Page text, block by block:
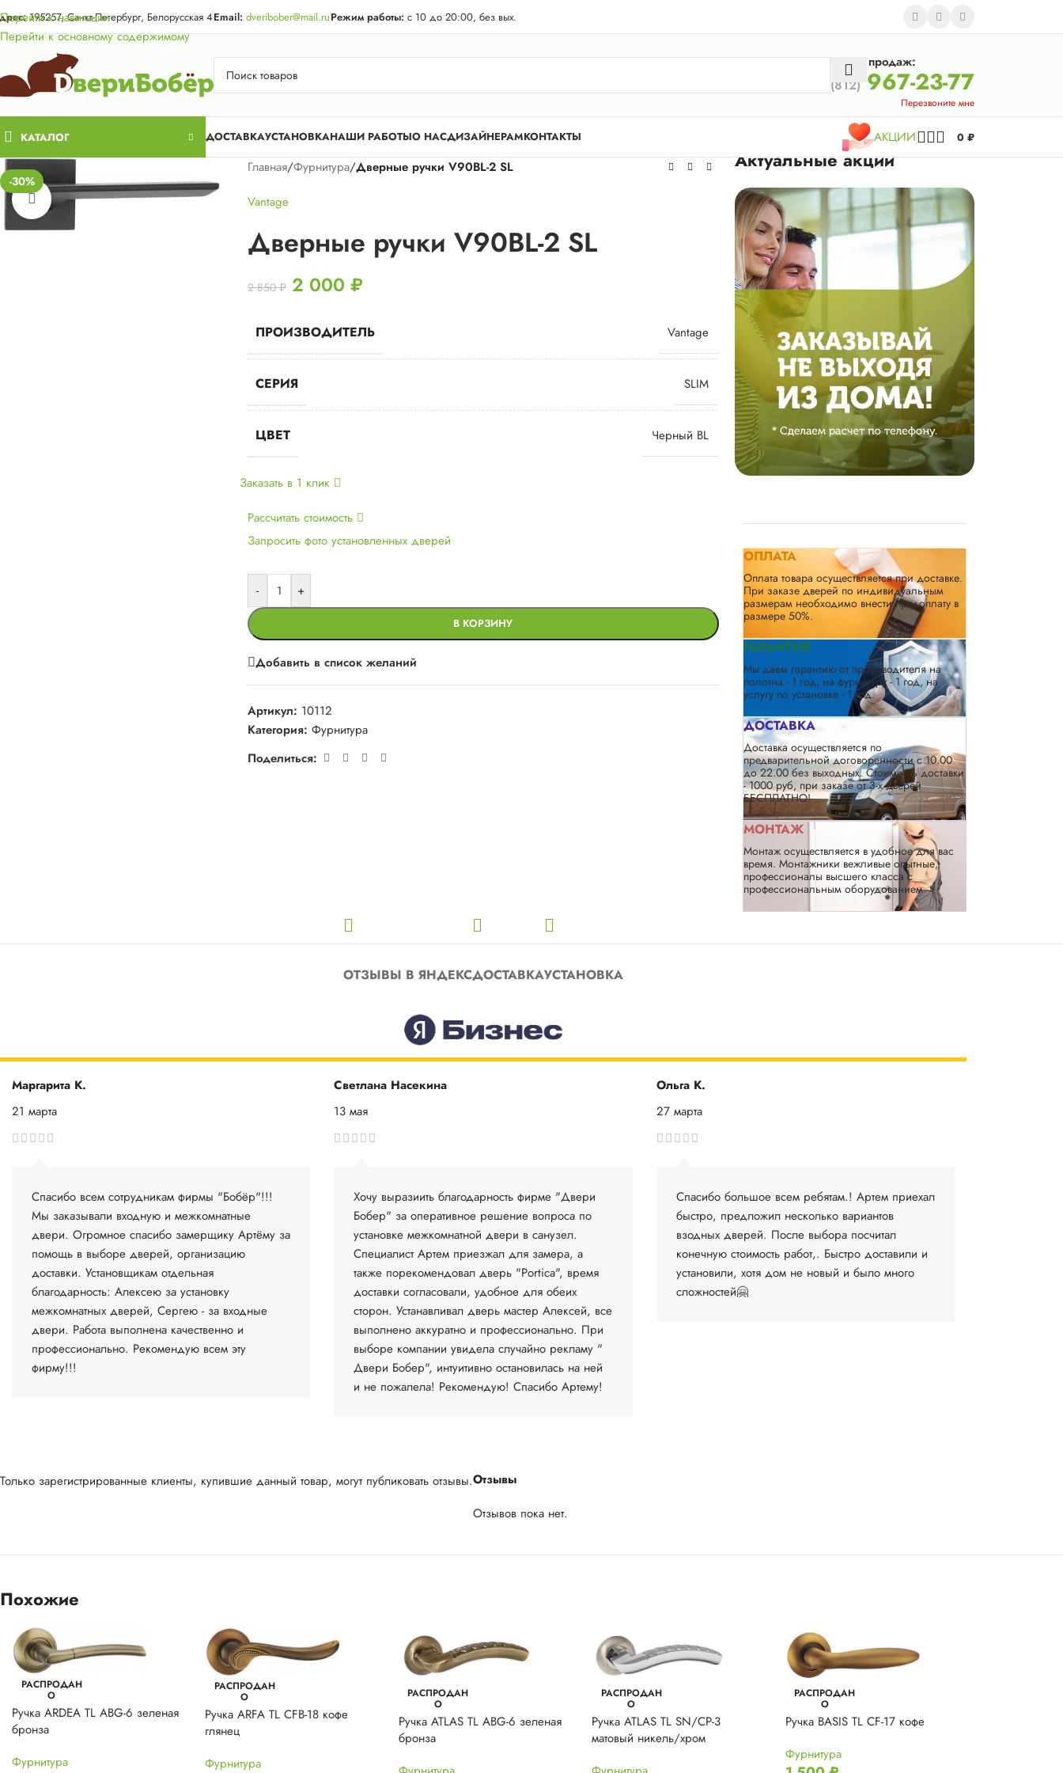
Перейти к навигации
Перейти к основному содержимому
Акция для жителей Лен. области! Бесплатная доставка в 50 км. от КАД.
195257, Санкт-Петербург, Белорусская 4Email: dveribober@mail.ruРежим работы: с 10 до 20:00, без вых.
Отдел продаж:
(812) 967-23-77
Перезвоните мне
КАТАЛОГ ДОСТАВКАУСТАНОВКАНАШИ РАБОТЫО НАСДИЗАЙНЕРАМКОНТАКТЫ АКЦИИ 0 ₽
-30%
Нажмите, чтобы увеличить
Главная/Фурнитура/Дверные ручки V90BL-2 SL
Vantage
Дверные ручки V90BL-2 SL
2 850₽ 2 000 ₽
ПРОИЗВОДИТЕЛЬ Vantage
СЕРИЯ SLIM
ЦВЕТ Черный BL
Заказать в 1 клик
Рассчитать стоимость
Запросить фото установленных дверей
- +
В КОРЗИНУ
Добавить в список желаний
Артикул: 10112
Категория: Фурнитура
Поделиться:
Актуальные акции
ОПЛАТА
Оплата товара осуществляется при доставке.
При заказе дверей по индивидуальным
размерам необходимо внести предоплату в
размере 50%.
ГАРАНТИЯ
Мы даем гарантию от производителя на
полотна - 1 год, на фурнитуру - 1 год, на
услугу по установке - 1 год.
ДОСТАВКА
Доставка осуществляется по
предварительной договоренности с 10.00
до 22.00 без выходных. Стоимость доставки
- 1000 руб, при заказе от 3-х дверей
БЕСПЛАТНО!
МОНТАЖ
Монтаж осуществляется в удобное для вас
время. Монтажники вежливые опытные,
профессионалы высшего класса с
профессиональным оборудованием.
ОТЗЫВЫ В ЯНДЕКСДОСТАВКАУСТАНОВКА
Маргарита К.
21 марта
Спасибо всем сотрудникам фирмы "Бобёр"!!!
Мы заказывали входную и межкомнатные
двери. Огромное спасибо замерщику Артёму за
помощь в выборе дверей, организацию
доставки. Установщикам отдельная
благодарность: Алексею за установку
межкомнатных дверей, Сергею - за входные
двери. Работа выполнена качественно и
профессионально. Рекомендую всем эту
фирму!!!
Светлана Насекина
13 мая
Хочу выразиить благодарность фирме "Двери
Бобер" за оперативное решение вопроса по
установке межкомнатной двери в санузел.
Специалист Артем приезжал для замера, а
также порекомендовал дверь "Portica", время
доставки согласовали, удобное для обеих
сторон. Устанавливал дверь мастер Алексей, все
выполнено аккуратно и профессионально. При
выборе компании увидела случайно рекламу "
Двери Бобер", интуитивно остановилась на ней
и не пожалела! Рекомендую! Спасибо Артему!
Ольга К.
27 марта
Спасибо большое всем ребятам.! Артем приехал
быстро, предложил несколько вариантов
взодных дверей. После выбора посчитал
конечную стоимость работ,. Быстро доставили и
установили, хотя дом не новый и было много
сложностей🤗
Отзывы
Отзывов пока нет.
Только зарегистрированные клиенты, купившие данный товар, могут публиковать отзывы.
Похожие
РАСПРОДАН
О
Ручка ARDEA TL ABG-6 зеленая
бронза
Фурнитура
РАСПРОДАН
О
Ручка ARFA TL CFB-18 кофе
глянец
Фурнитура
РАСПРОДАН
О
Ручка ATLAS TL ABG-6 зеленая
бронза
РАСПРОДАН
О
Ручка ATLAS TL SN/CP-3
матовый никель/хром
РАСПРОДАН
О
Ручка BASIS TL CF-17 кофе
Фурнитура